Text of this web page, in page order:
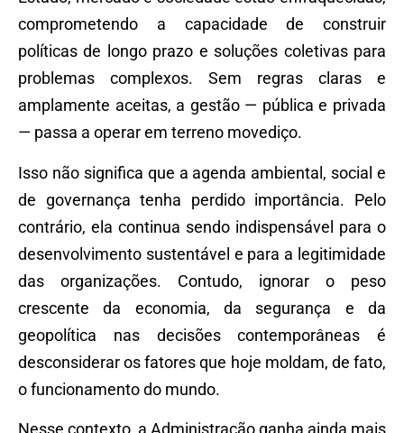
comprometendo a capacidade de construir
políticas de longo prazo e soluções coletivas para
problemas complexos. Sem regras claras e
amplamente aceitas, a gestão — pública e privada
— passa a operar em terreno movediço.
Isso não significa que a agenda ambiental, social e
de governança tenha perdido importância. Pelo
contrário, ela continua sendo indispensável para o
desenvolvimento sustentável e para a legitimidade
das organizações. Contudo, ignorar o peso
crescente da economia, da segurança e da
geopolítica nas decisões contemporâneas é
desconsiderar os fatores que hoje moldam, de fato,
o funcionamento do mundo.
Nesse contexto, a Administração ganha ainda mais